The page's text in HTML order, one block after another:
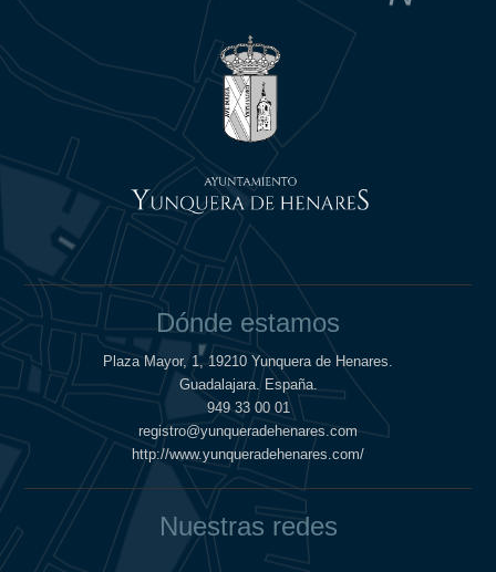
Dónde estamos
Plaza Mayor, 1, 19210 Yunquera de Henares.
Guadalajara. España.
949 33 00 01
registro@yunqueradehenares.com
http://www.yunqueradehenares.com/
Nuestras redes